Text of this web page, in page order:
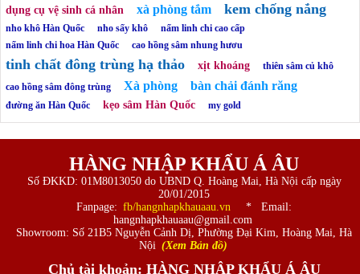
dụng cụ vệ sinh cá nhân xà phòng tắm kem chống nắng
nho khô Hàn Quốc nho sấy khô
nấm linh chi cao cấp
nấm linh chi hoa Hàn Quốc
cao hồng sâm nhung hươu
tinh chất đông trùng hạ thảo xịt khoáng
thiên sâm củ khô
cao hồng sâm đông trùng
Xà phòng bàn chải đánh răng
đường ăn Hàn Quốc kẹo sâm Hàn Quốc my gold
HÀNG NHẬP KHẨU Á ÂU
Số ĐKKD: 01M8013050 do UBND Q. Hoàng Mai, Hà Nội cấp ngày
20/01/2015
Fanpage: fb/hangnhapkhauaau.vn
* Email:
hangnhapkhauaau@gmail.com
Showroom: Số 21B5 Nguyễn Cảnh Dị, Phường Đại Kim, Hoàng Mai, Hà
Nội (Xem Bản đồ)
Chủ tài khoản: HÀNG NHẬP KHẨU Á ÂU